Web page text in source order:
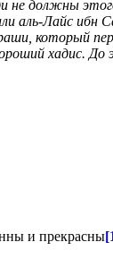
должны
аль-Лайс ибн
который
хадис. До
и прекрасны